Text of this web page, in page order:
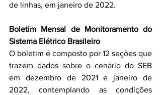
de linhas, em janeiro de 2022.
Boletim Mensal de Monitoramento do
Sistema Elétrico Brasileiro
O boletim é composto por 12 seções que
trazem dados sobre o cenário do SEB
em dezembro de 2021 e janeiro de
2022, contemplando as condições